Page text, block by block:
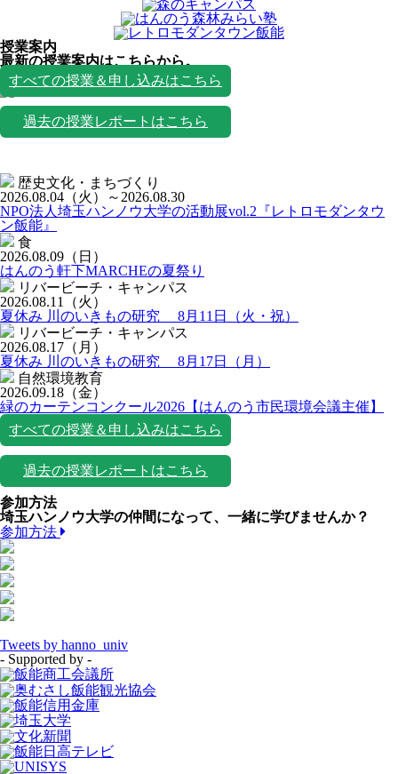
授業案内
最新の授業案内はこちらから。
授業一覧
すべての授業＆申し込みはこちら
過去の授業レポートはこちら
歴史文化・まちづくり
2026.08.04 （火）
～2026.08.30
NPO法人埼玉ハンノウ大学の活動展vol.2『レトロモダンタウ
ン飯能』
食
2026.08.09 （日）
はんのう軒下MARCHEの夏祭り
リバービーチ・キャンパス
2026.08.11
（火）
夏休み 川のいきもの研究 8月11日（火・祝）
リバービーチ・キャンパス
2026.08.17 （月）
夏休み 川のいきもの研究 8月17日（月）
自然環境教育
2026.09.18 （金）
緑のカーテンコンクール2026【はんのう市民環境会議主催】
すべての授業＆申し込みはこちら
過去の授業レポートはこちら
参加方法
埼玉ハンノウ大学の仲間になって、一緒に学びませんか？
参加方法
Tweets by hanno_univ
- Supported by -